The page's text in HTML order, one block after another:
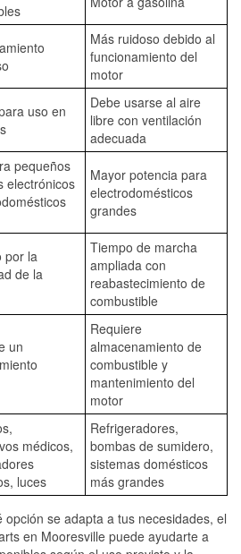
Más ruidoso debido al
funcionamiento del
motor
uso en
Debe usarse al aire
libre con ventilación
adecuada
pequeños
electrónicos
Mayor potencia para
electrodomésticos
grandes
por la
de la
Tiempo de marcha
ampliada con
reabastecimiento de
combustible
un
Requiere
almacenamiento de
combustible y
mantenimiento del
motor
médicos,
luces
Refrigeradores,
bombas de sumidero,
sistemas domésticos
más grandes
se adapta a tus necesidades, el
en Mooresville puede ayudarte a